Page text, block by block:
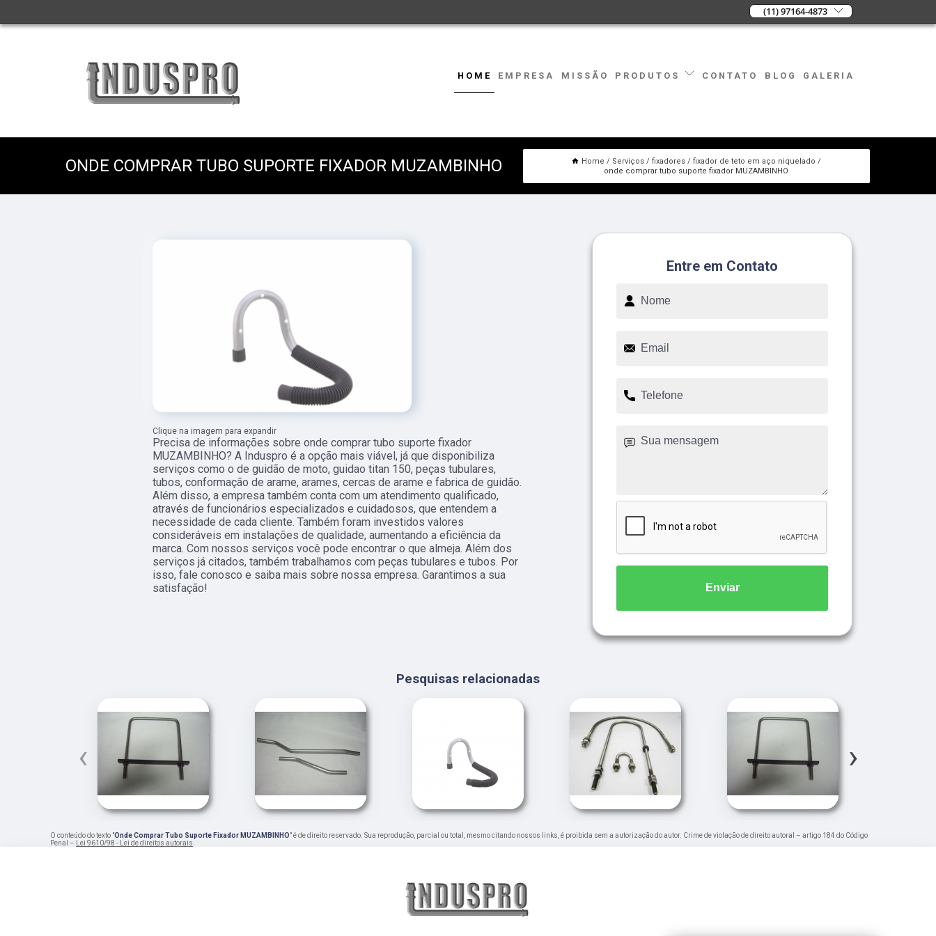
(11) 97164-4873
HOME EMPRESA MISSÃO PRODUTOS CONTATO BLOG GALERIA
ONDE COMPRAR TUBO SUPORTE FIXADOR MUZAMBINHO Home Serviços fixadores
fixador de teto em aço niquelado
onde comprar tubo suporte fixador MUZAMBINHO
Clique na imagem para expandir
Precisa de informações sobre onde comprar tubo suporte fixador
MUZAMBINHO? A Induspro é a opção mais viável, já que disponibiliza
serviços como o de guidão de moto, guidao titan 150, peças tubulares,
tubos, conformação de arame, arames, cercas de arame e fabrica de guidão.
Além disso, a empresa também conta com um atendimento qualificado,
através de funcionários especializados e cuidadosos, que entendem a
necessidade de cada cliente. Também foram investidos valores
consideráveis em instalações de qualidade, aumentando a eficiência da
marca. Com nossos serviços você pode encontrar o que almeja. Além dos
serviços já citados, também trabalhamos com peças tubulares e tubos. Por
isso, fale conosco e saiba mais sobre nossa empresa. Garantimos a sua
satisfação!
Entre em Contato
Enviar
Pesquisas relacionadas
‹ ›
O conteúdo do texto "Onde Comprar Tubo Suporte Fixador MUZAMBINHO" é de direito reservado. Sua reprodução, parcial ou total, mesmo citando nossos links, é proibida sem a autorização do autor. Crime de violação de direito autoral – artigo 184 do Código
Penal –
Lei 9610/98 - Lei de direitos autorais